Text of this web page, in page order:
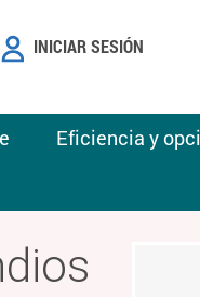
Eficiencia y
INICIAR SESIÓN